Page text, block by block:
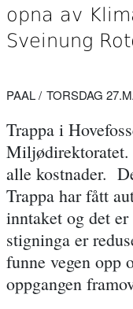
opna av
Sveinung
PAAL TORSDAG
Trappa i
Miljødirektoratet.
alle kostnader.
Trappa har fått
inntaket og det
stigninga er
funne vegen opp
oppgangen